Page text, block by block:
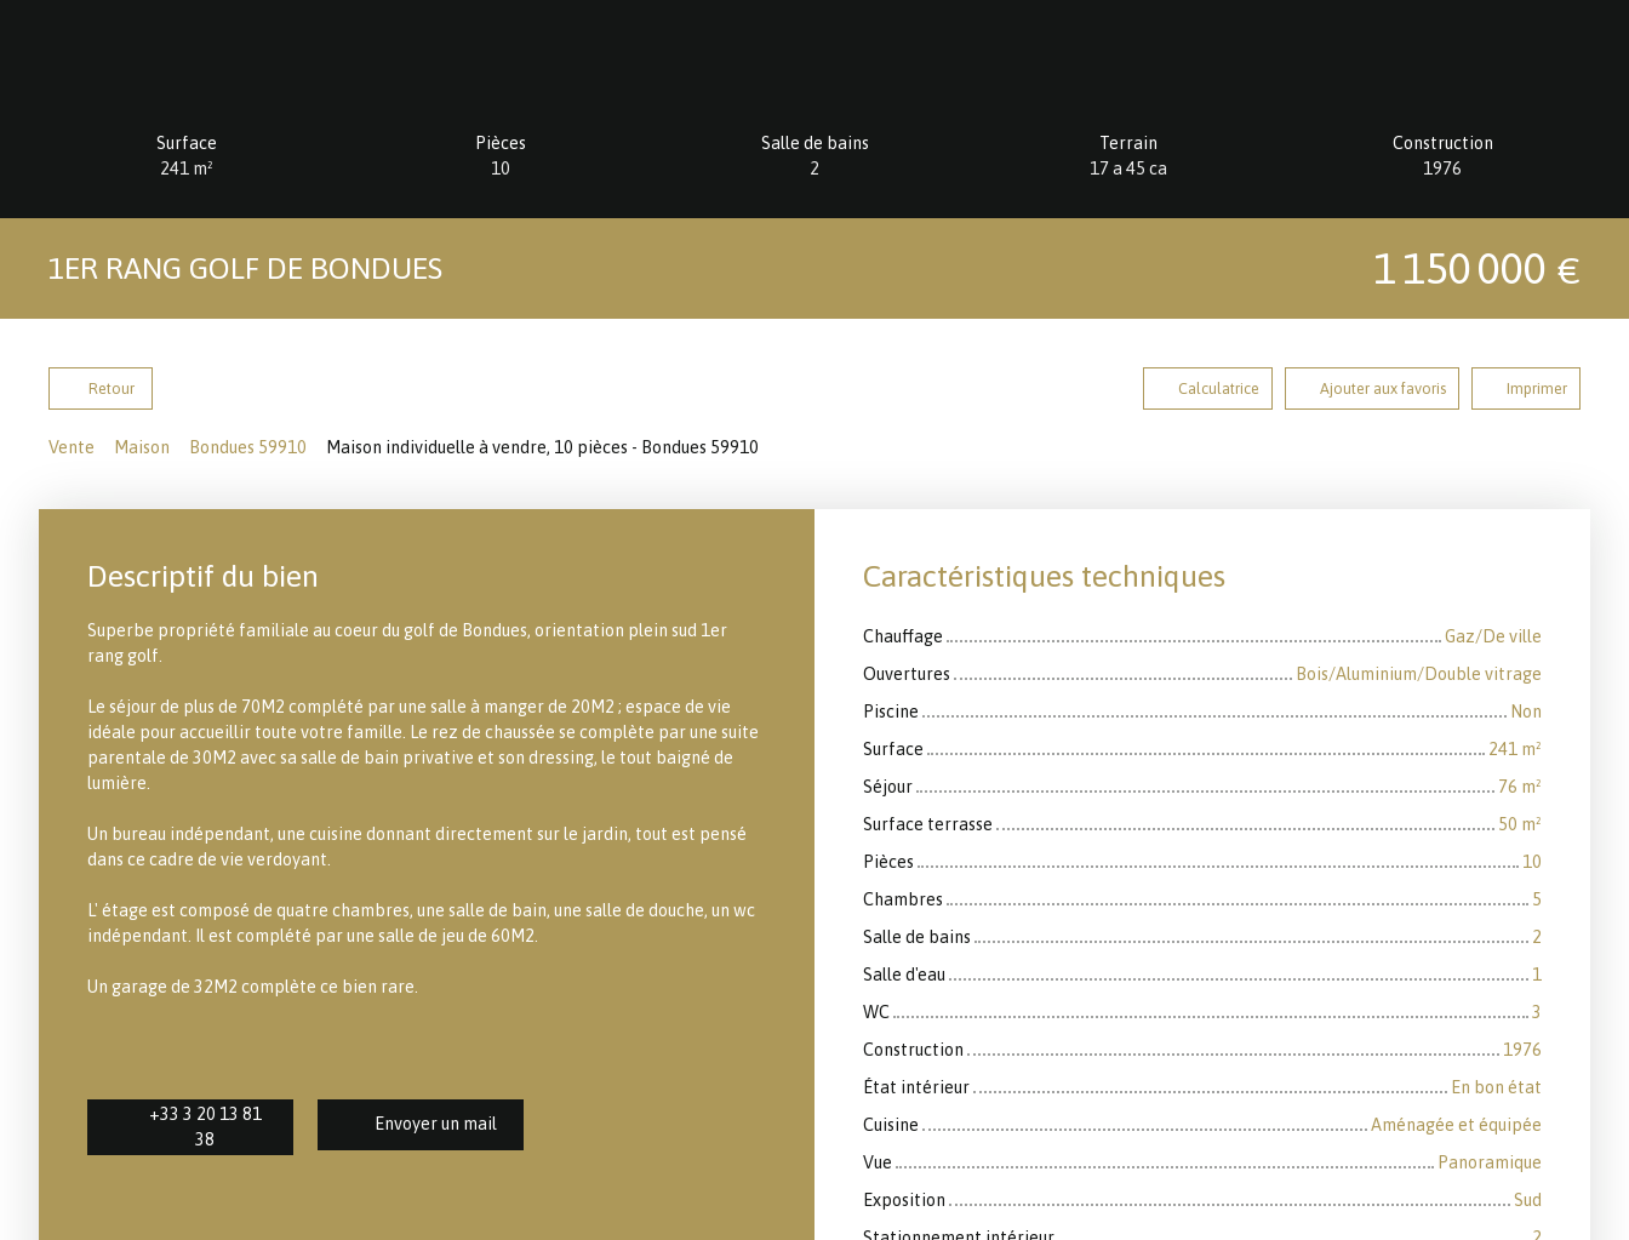
Surface
241 m²
Pièces
10
Salle de bains
2
Terrain
17 a 45 ca
Construction
1976
1ER RANG GOLF DE BONDUES 1 150 000 €
Retour Calculatrice Ajouter aux favoris Imprimer
Vente Maison Bondues 59910 Maison individuelle à vendre, 10 pièces - Bondues 59910
Descriptif du bien
Superbe propriété familiale au coeur du golf de Bondues, orientation plein sud 1er
rang golf.
Le séjour de plus de 70M2 complété par une salle à manger de 20M2 ; espace de vie
idéale pour accueillir toute votre famille. Le rez de chaussée se complète par une suite
parentale de 30M2 avec sa salle de bain privative et son dressing, le tout baigné de
lumière.
Un bureau indépendant, une cuisine donnant directement sur le jardin, tout est pensé
dans ce cadre de vie verdoyant.
L' étage est composé de quatre chambres, une salle de bain, une salle de douche, un wc
indépendant. Il est complété par une salle de jeu de 60M2.
Un garage de 32M2 complète ce bien rare.
+33 3 20 13 81
38
Envoyer un mail
Caractéristiques techniques
Chauffage
Gaz/De ville
Ouvertures
Bois/Aluminium/Double vitrage
Piscine
Non
Surface
241 m²
Séjour
76 m²
Surface terrasse
50 m²
Pièces
10
Chambres
5
Salle de bains
2
Salle d'eau
1
WC
3
Construction
1976
État intérieur
En bon état
Cuisine
Aménagée et équipée
Vue
Panoramique
Exposition
Sud